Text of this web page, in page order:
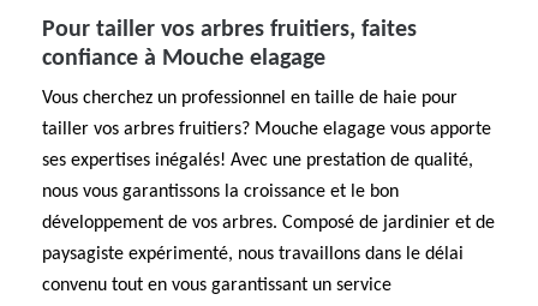
Pour tailler vos arbres fruitiers, faites
confiance à Mouche elagage
Vous cherchez un professionnel en taille de haie pour
tailler vos arbres fruitiers? Mouche elagage vous apporte
ses expertises inégalés! Avec une prestation de qualité,
nous vous garantissons la croissance et le bon
développement de vos arbres. Composé de jardinier et de
paysagiste expérimenté, nous travaillons dans le délai
convenu tout en vous garantissant un service